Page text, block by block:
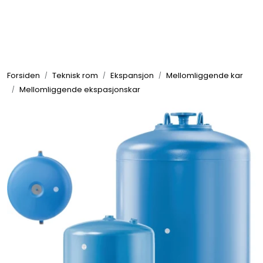
Forsiden Teknisk rom Ekspansjon
Mellomliggende kar
Mellomliggende ekspasjonskar
Gulvvarme og gatevarme
Klammer og festemateriell
ANBO